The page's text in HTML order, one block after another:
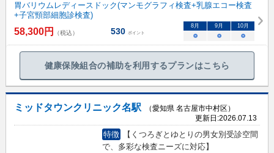
胃バリウムレディースドック(マンモグラフィ検査+乳腺エコー検査
+子宮頸部細胞診検査)
58,300円 （税込） 530 ポイント
8月 9月 10月
○ ○ ○
健康保険組合の補助を利用するプランはこちら
ミッドタウンクリニック名駅
（愛知県 名古屋市中村区）
更新日:2026.07.13
特徴
【くつろぎとゆとりの男女別受診空間
で、多彩な検査ニーズに対応】